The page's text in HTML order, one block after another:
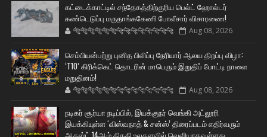
கட்டைக்காட்டில் சந்தேகத்திற்குரிய பெல்ட் ஹோல்டர்
கண்டெடுப்பு மருதாங்ககேணி போலீசார் விசாரணை!
🐅🐅🐅🐅🐅🐅🐆🐆🐆🐆🐆🐆🐆🐆 Aug 08, 2026
செம்பியன்பற்று புனித பிலிப்பு நேரியார் ஆலய திறப்பு விழா:
‘T10’ கிரிக்கெட் தொடரின் மாபெரும் இறுதிப் போட்டி நாளை
மறுதினம்!
🐅🐅🐅🐅🐅🐅🐆🐆🐆🐆🐆🐆🐆🐆 Aug 08, 2026
நடிகர் சூர்யா நடிப்பில், இயக்குநர் வெங்கி அட்லூரி
இயக்கியுள்ள ‘விஸ்வநாத் & சன்ஸ்’ திரைப்படம் எதிர்வரும்